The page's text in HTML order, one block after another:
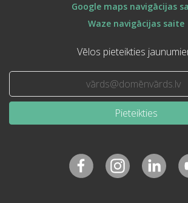
Google maps navigācijas
Waze navigācijas saite
Vēlos pieteikties
Pieteikties